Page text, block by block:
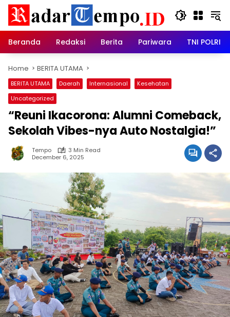
Skip
content
Beranda
Redaksi Berita Pariwara TNI POLRI
Home BERITA UTAMA
BERITA UTAMA Daerah Internasional
Kesehatan
Uncategorized
“Reuni Ikacorona: Alumni Comeback,
Sekolah Vibes-nya Auto Nostalgia!”
Tempo
3 Min Read
December 6, 2025